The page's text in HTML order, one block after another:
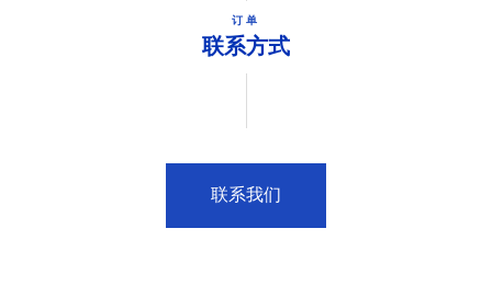
订单
联系方式
联系我们